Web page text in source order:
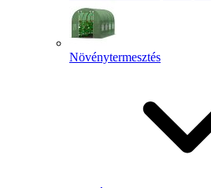
Növénytermesztés